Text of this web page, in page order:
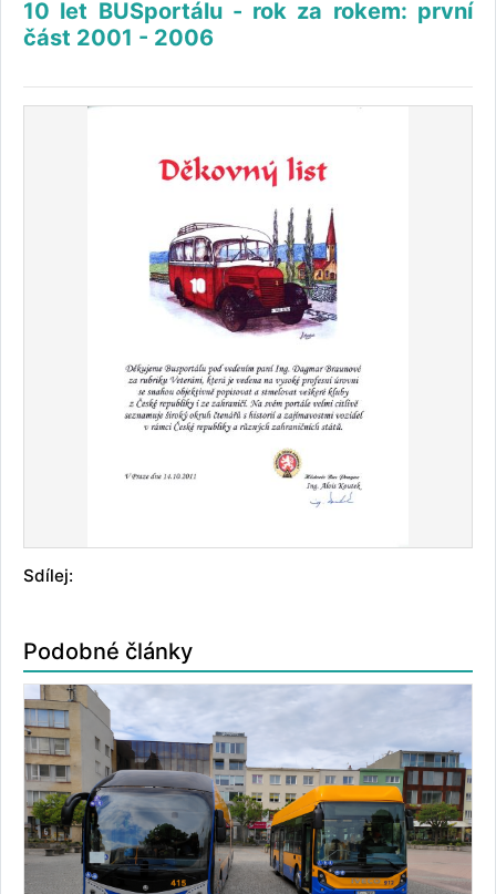
10 let BUSportálu - rok za rokem: první
část 2001 - 2006
Sdílej:
Podobné články